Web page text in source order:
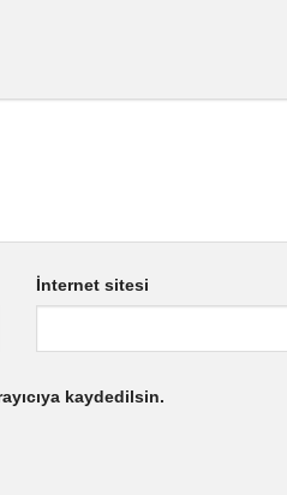
İnternet sitesi
kaydedilsin.